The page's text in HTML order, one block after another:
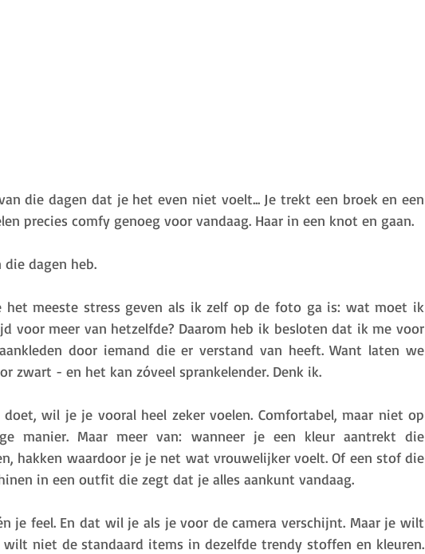
die dagen dat je het even niet voelt... Je trekt een broek en een
precies comfy genoeg voor vandaag. Haar in een knot en gaan.
dagen heb.
het meeste stress geven als ik zelf op de foto ga is: wat moet ik
voor meer van hetzelfde? Daarom heb ik besloten dat ik me voor
door iemand die er verstand van heeft. Want laten we
zwart - en het kan zóveel sprankelender. Denk ik.
wil je je vooral heel zeker voelen. Comfortabel, maar niet op
manier. Maar meer van: wanneer je een kleur aantrekt die
hakken waardoor je je net wat vrouwelijker voelt. Of een stof die
in een outfit die zegt dat je alles aankunt vandaag.
je feel. En dat wil je als je voor de camera verschijnt. Maar je wilt
wilt niet de standaard items in dezelfde trendy stoffen en kleuren.